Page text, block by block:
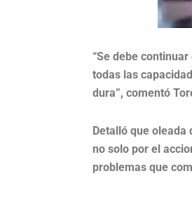
“Se debe
todas las
dura”, comentó
Detalló que
no solo por el
problemas que